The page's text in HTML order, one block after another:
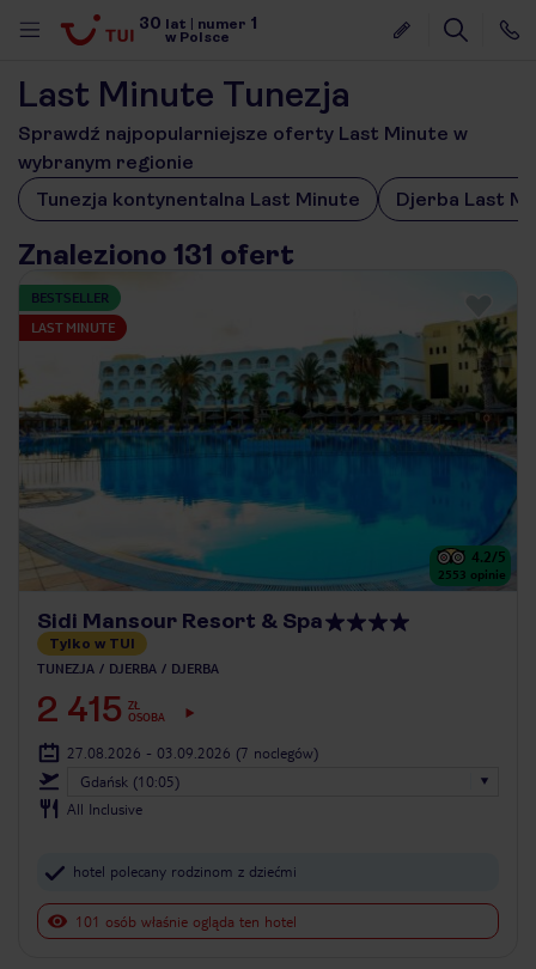
30 lat numer 1
w Polsce
Last Minute Tunezja
Sprawdź najpopularniejsze oferty Last Minute w
wybranym regionie
Tunezja kontynentalna Last Minute
Djerba Last
Znaleziono 131 ofert
BESTSELLER
LAST MINUTE
4.2/5
2553 opinie
Sidi Mansour Resort & Spa
Tylko w TUI
TUNEZJA DJERBA DJERBA
2 415 ZŁ
OSOBA
27.08.2026 - 03.09.2026 (7 noclegów)
Gdańsk (10:05)
All Inclusive
hotel polecany rodzinom z dziećmi
101 osób właśnie ogląda ten hotel